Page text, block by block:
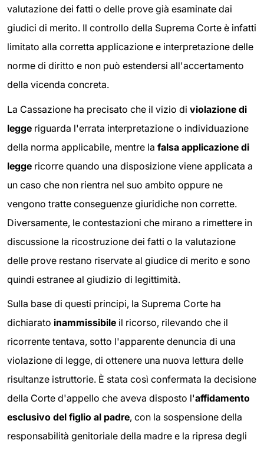
valutazione dei fatti o delle prove già esaminate dai
giudici di merito. Il controllo della Suprema Corte è infatti
limitato alla corretta applicazione e interpretazione delle
norme di diritto e non può estendersi all'accertamento
della vicenda concreta.
La Cassazione ha precisato che il vizio di violazione di
legge riguarda l'errata interpretazione o individuazione
della norma applicabile, mentre la falsa applicazione di
legge ricorre quando una disposizione viene applicata a
un caso che non rientra nel suo ambito oppure ne
vengono tratte conseguenze giuridiche non corrette.
Diversamente, le contestazioni che mirano a rimettere in
discussione la ricostruzione dei fatti o la valutazione
delle prove restano riservate al giudice di merito e sono
quindi estranee al giudizio di legittimità.
Sulla base di questi principi, la Suprema Corte ha
dichiarato inammissibile il ricorso, rilevando che il
ricorrente tentava, sotto l'apparente denuncia di una
violazione di legge, di ottenere una nuova lettura delle
risultanze istruttorie. È stata così confermata la decisione
della Corte d'appello che aveva disposto l'affidamento
esclusivo del figlio al padre, con la sospensione della
responsabilità genitoriale della madre e la ripresa degli